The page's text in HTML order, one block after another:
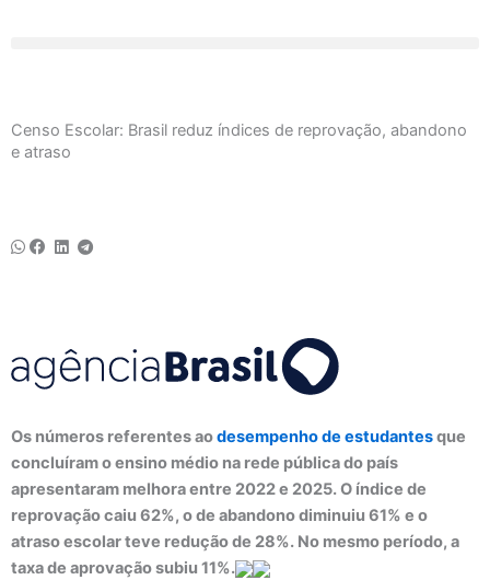
Censo Escolar: Brasil reduz índices de reprovação, abandono
e atraso
Os números referentes aodesempenho de estudantesque
concluíram o ensino médio na rede pública do país
apresentaram melhora entre 2022 e 2025. O índice de
reprovação caiu 62%, o de abandono diminuiu 61% e o
atraso escolar teve redução de 28%. No mesmo período, a
taxa de aprovação subiu 11%.